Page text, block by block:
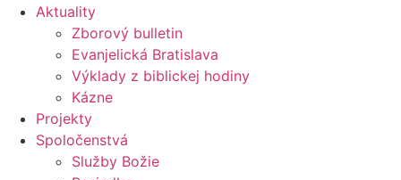
Aktuality
Zborový bulletin
Evanjelická Bratislava
Výklady z biblickej hodiny
Kázne
Projekty
Spoločenstvá
Služby Božie